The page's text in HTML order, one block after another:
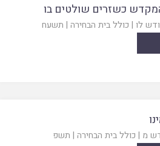
כשזרים שולטים בו
לו | כולל בית הבחירה | תשעח
מ | כולל בית הבחירה | תשפ